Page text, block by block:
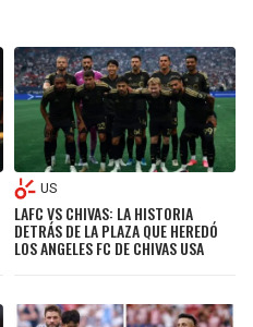
US
LAFC VS CHIVAS: LA HISTORIA
DETRÁS DE LA PLAZA QUE HEREDÓ
LOS ANGELES FC DE CHIVAS USA